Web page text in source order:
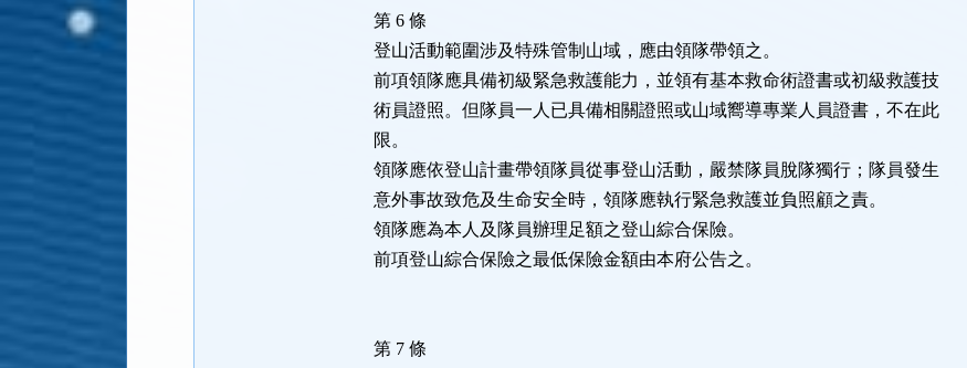
第 6 條
登山活動範圍涉及特殊管制山域，應由領隊帶領之。
前項領隊應具備初級緊急救護能力，並領有基本救命術證書或初級救護技
術員證照。但隊員一人已具備相關證照或山域嚮導專業人員證書，不在此
限。
領隊應依登山計畫帶領隊員從事登山活動，嚴禁隊員脫隊獨行；隊員發生
意外事故致危及生命安全時，領隊應執行緊急救護並負照顧之責。
領隊應為本人及隊員辦理足額之登山綜合保險。
前項登山綜合保險之最低保險金額由本府公告之。
第 7 條